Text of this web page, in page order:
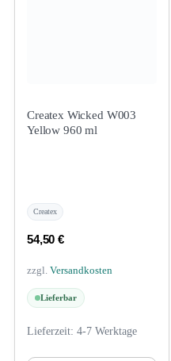
Createx Wicked W003
Yellow 960 ml
Createx
54,50€
zzgl. Versandkosten
Lieferbar
Lieferzeit: 4-7 Werktage